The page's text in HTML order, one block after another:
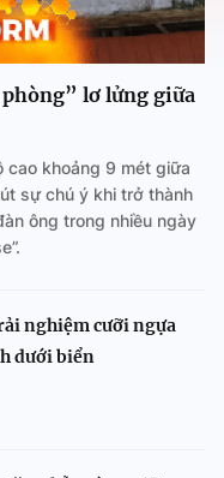
lơ lửng giữa
cao khoảng 9 mét giữa
sự chú ý khi trở thành
ông trong nhiều ngày
nghiệm cưỡi ngựa
dưới biển